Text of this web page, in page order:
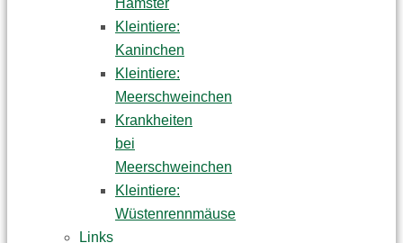
Kleintiere:
Kaninchen
Kleintiere:
Meerschweinchen
Krankheiten
bei
Meerschweinchen
Kleintiere:
Wüstenrennmäuse
Links